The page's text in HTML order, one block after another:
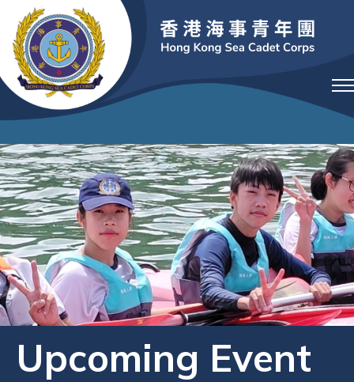
Upcoming Event